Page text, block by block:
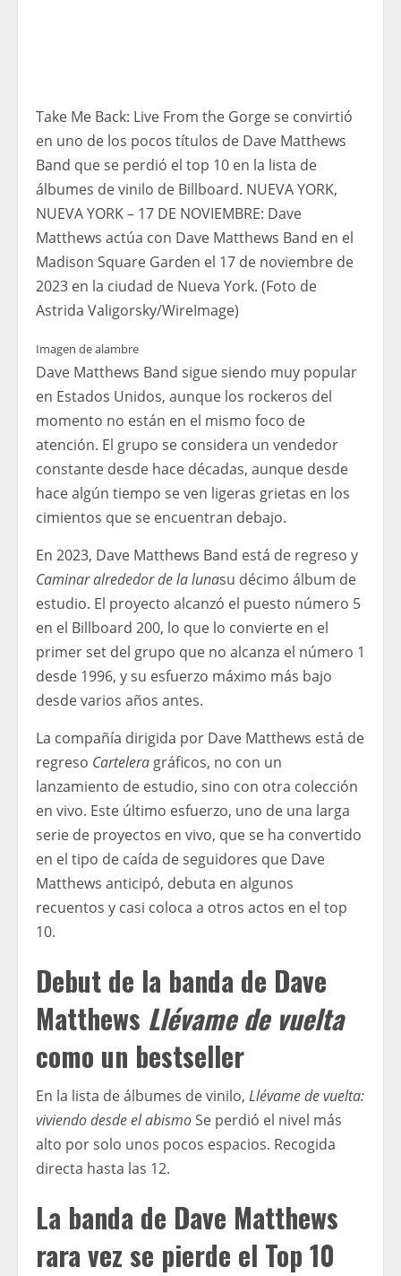
Take Me Back: Live From the Gorge se convirtió
en uno de los pocos títulos de Dave Matthews
Band que se perdió el top 10 en la lista de
álbumes de vinilo de Billboard. NUEVA YORK,
NUEVA YORK – 17 DE NOVIEMBRE: Dave
Matthews actúa con Dave Matthews Band en el
Madison Square Garden el 17 de noviembre de
2023 en la ciudad de Nueva York. (Foto de
Astrida Valigorsky/WireImage)
Imagen de alambre
Dave Matthews Band sigue siendo muy popular
en Estados Unidos, aunque los rockeros del
momento no están en el mismo foco de
atención. El grupo se considera un vendedor
constante desde hace décadas, aunque desde
hace algún tiempo se ven ligeras grietas en los
cimientos que se encuentran debajo.
En 2023, Dave Matthews Band está de regreso y
Caminar alrededor de la lunasu décimo álbum de
estudio. El proyecto alcanzó el puesto número 5
en el Billboard 200, lo que lo convierte en el
primer set del grupo que no alcanza el número 1
desde 1996, y su esfuerzo máximo más bajo
desde varios años antes.
La compañía dirigida por Dave Matthews está de
regreso Cartelera gráficos, no con un
lanzamiento de estudio, sino con otra colección
en vivo. Este último esfuerzo, uno de una larga
serie de proyectos en vivo, que se ha convertido
en el tipo de caída de seguidores que Dave
Matthews anticipó, debuta en algunos
recuentos y casi coloca a otros actos en el top
10.
Debut de la banda de Dave
Matthews Llévame de vuelta
como un bestseller
En la lista de álbumes de vinilo, Llévame de vuelta:
viviendo desde el abismoSe perdió el nivel más
alto por solo unos pocos espacios. Recogida
directa hasta las 12.
La banda de Dave Matthews
rara vez se pierde el Top 10